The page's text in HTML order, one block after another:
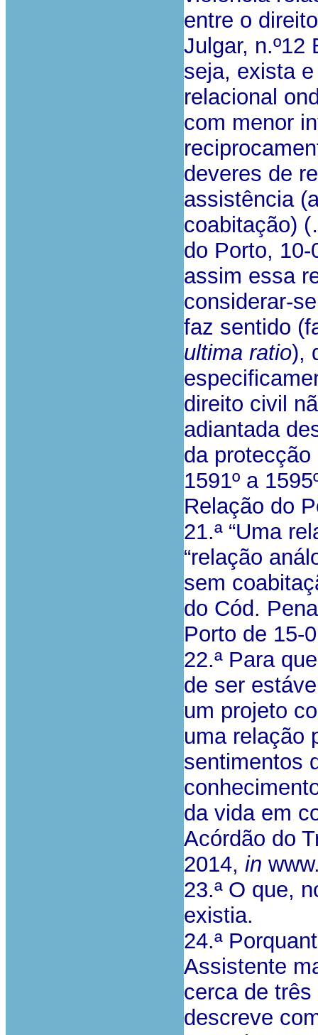
entre o
Julgar, n.º12
seja, exista
relacional
com menor
deveres de
assistência
coabitação)
do Porto,
assim essa
considerar-
faz sentido
ultima ratio),
direito civil
adiantada
da protecção
1591º a
Relação do
21.ª “Uma
“relação
sem
do Cód.
Porto de 15-
22.ª Para
de ser
um projeto
uma relação
sentimentos
da vida em
Acórdão do
2014, in
23.ª O que,
existia.
24.ª
Assistente
cerca de
descreve